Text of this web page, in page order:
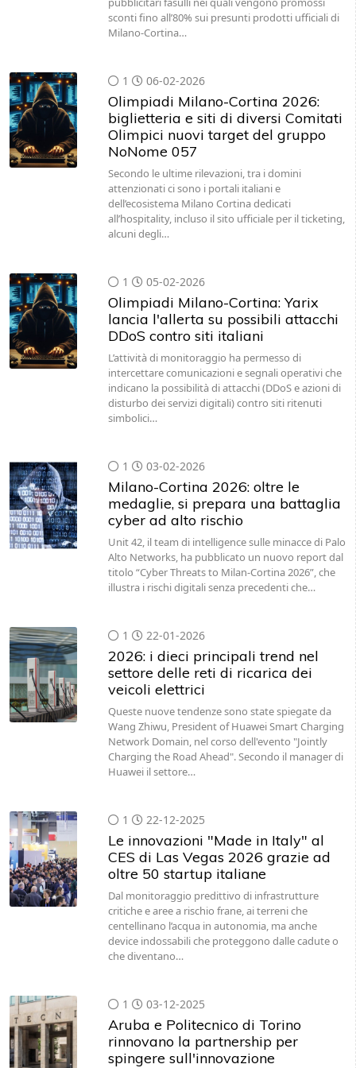
sconti fino all’80% sui presunti prodotti ufficiali di
Milano-Cortina…
1 06-02-2026
Olimpiadi Milano-Cortina 2026:
biglietteria e siti di diversi Comitati
Olimpici nuovi target del gruppo
NoNome 057
Secondo le ultime rilevazioni, tra i domini
attenzionati ci sono i portali italiani e
dell’ecosistema Milano Cortina dedicati
all’hospitality, incluso il sito ufficiale per il ticketing,
alcuni degli…
1 05-02-2026
Olimpiadi Milano-Cortina: Yarix
lancia l'allerta su possibili attacchi
DDoS contro siti italiani
L’attività di monitoraggio ha permesso di
intercettare comunicazioni e segnali operativi che
indicano la possibilità di attacchi (DDoS e azioni di
disturbo dei servizi digitali) contro siti ritenuti
simbolici…
1 03-02-2026
Milano-Cortina 2026: oltre le
medaglie, si prepara una battaglia
cyber ad alto rischio
Unit 42, il team di intelligence sulle minacce di Palo
Alto Networks, ha pubblicato un nuovo report dal
titolo “Cyber Threats to Milan-Cortina 2026”, che
illustra i rischi digitali senza precedenti che…
1 22-01-2026
2026: i dieci principali trend nel
settore delle reti di ricarica dei
veicoli elettrici
Queste nuove tendenze sono state spiegate da
Wang Zhiwu, President of Huawei Smart Charging
Network Domain, nel corso dell'evento "Jointly
Charging the Road Ahead". Secondo il manager di
Huawei il settore…
1 22-12-2025
Le innovazioni "Made in Italy" al
CES di Las Vegas 2026 grazie ad
oltre 50 startup italiane
Dal monitoraggio predittivo di infrastrutture
critiche e aree a rischio frane, ai terreni che
centellinano l’acqua in autonomia, ma anche
device indossabili che proteggono dalle cadute o
che diventano…
1 03-12-2025
Aruba e Politecnico di Torino
rinnovano la partnership per
spingere sull'innovazione